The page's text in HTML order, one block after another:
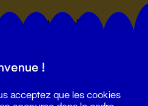
du
!
acceptez que les cookies